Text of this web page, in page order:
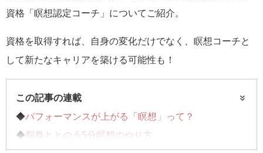
資格「瞑想認定コーチ」についてご紹介。
資格を取得すれば、自身の変化だけでなく、瞑想コーチと
して新たなキャリアを築ける可能性も！
この記事の連載
◆パフォーマンスが上がる「瞑想」って？
◆脳身ととのう5分瞑想のやり方